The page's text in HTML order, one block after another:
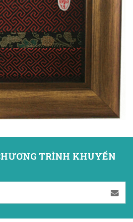
TRÌNH KHUYẾN